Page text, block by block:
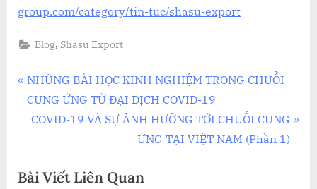
group.com/category/tin-tuc/shasu-export
Blog, Shasu Export
Điều
hướng
viết
P
r
e
o
NHỮNG BÀI HỌC KINH NGHIỆM TRONG CHUỖI
CUNG ỨNG TỪ ĐẠI DỊCH COVID-19
N
t
COVID-19 VÀ SỰ ẢNH HƯỞNG TỚI CHUỖI CUNG
ỨNG TẠI VIỆT NAM (Phần 1)
Bài Viết Liên Quan